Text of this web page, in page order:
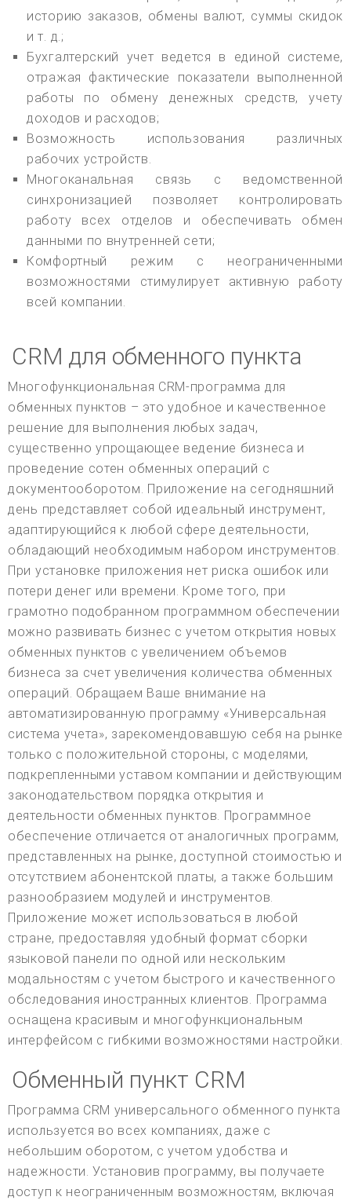
историю заказов, обмены валют, суммы скидок
и т. д.;
Бухгалтерский учет ведется в единой системе,
отражая фактические показатели выполненной
работы по обмену денежных средств, учету
доходов и расходов;
Возможность использования различных
рабочих устройств.
Многоканальная связь с ведомственной
синхронизацией позволяет контролировать
работу всех отделов и обеспечивать обмен
данными по внутренней сети;
Комфортный режим с неограниченными
возможностями стимулирует активную работу
всей компании.
CRM для обменного пункта
Многофункциональная CRM-программа для
обменных пунктов – это удобное и качественное
решение для выполнения любых задач,
существенно упрощающее ведение бизнеса и
проведение сотен обменных операций с
документооборотом. Приложение на сегодняшний
день представляет собой идеальный инструмент,
адаптирующийся к любой сфере деятельности,
обладающий необходимым набором инструментов.
При установке приложения нет риска ошибок или
потери денег или времени. Кроме того, при
грамотно подобранном программном обеспечении
можно развивать бизнес с учетом открытия новых
обменных пунктов с увеличением объемов
бизнеса за счет увеличения количества обменных
операций. Обращаем Ваше внимание на
автоматизированную программу «Универсальная
система учета», зарекомендовавшую себя на рынке
только с положительной стороны, с моделями,
подкрепленными уставом компании и действующим
законодательством порядка открытия и
деятельности обменных пунктов. Программное
обеспечение отличается от аналогичных программ,
представленных на рынке, доступной стоимостью и
отсутствием абонентской платы, а также большим
разнообразием модулей и инструментов.
Приложение может использоваться в любой
стране, предоставляя удобный формат сборки
языковой панели по одной или нескольким
модальностям с учетом быстрого и качественного
обследования иностранных клиентов. Программа
оснащена красивым и многофункциональным
интерфейсом с гибкими возможностями настройки.
Обменный пункт CRM
Программа CRM универсального обменного пункта
используется во всех компаниях, даже с
небольшим оборотом, с учетом удобства и
надежности. Установив программу, вы получаете
доступ к неограниченным возможностям, включая